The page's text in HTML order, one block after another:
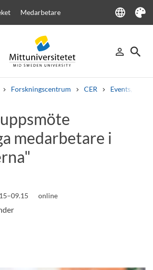
Medarbetare language
Language
Tema
person_outline
Logga in
search
Sök
Forskningscentrum CER Events,
Kursplaner VälkomstbrevPersonal
medarbetare i
online